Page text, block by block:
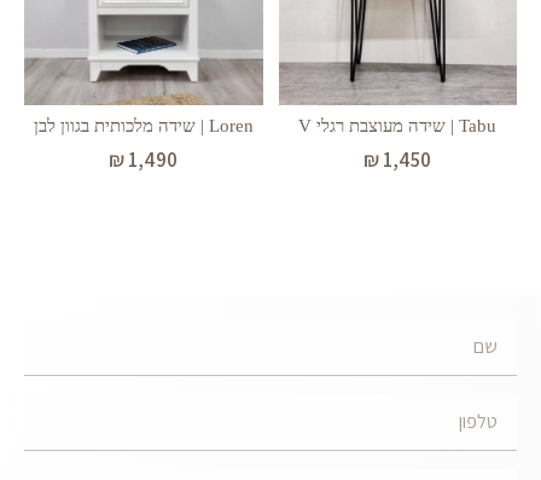
Tabu | שידה מעוצבת רגלי V
₪1,450
Loren | שידה מלכותית בגוון לבן
₪1,490